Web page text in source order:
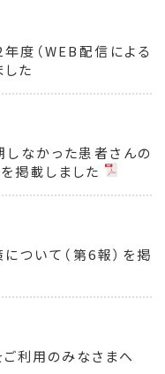
度（WEB配信による
した
なかった患者さんの
掲載しました
ついて（第6報）を掲
ご利用のみなさまへ